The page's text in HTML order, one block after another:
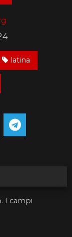
latina
I campi